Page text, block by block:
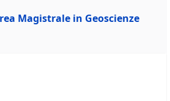
Magistrale in Geoscienze